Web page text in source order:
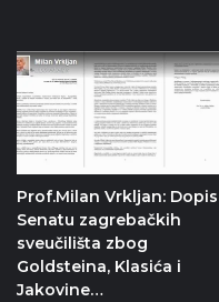
Prof.Milan Vrkljan: Dopis
Senatu zagrebačkih
sveučilišta zbog
Goldsteina, Klasića i
Jakovine…